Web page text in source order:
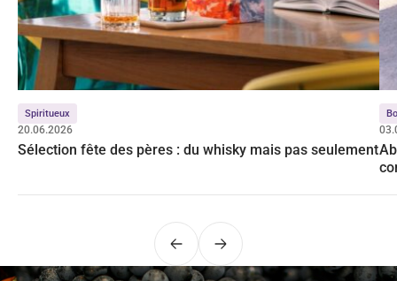
Spiritueux
20.06.2026
Sélection fête des pères : du whisky mais pas seulement
PrécédentSuivant